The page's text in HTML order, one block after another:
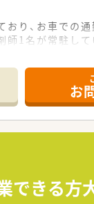
伴う異動はござ
た研修や「e-
トアから学び
り、お車での通
1名が常駐して
仕事とプライ
高く、実質的
時間が深夜に
製品を通じて
的な負担を軽
る存在になれ
お
できる